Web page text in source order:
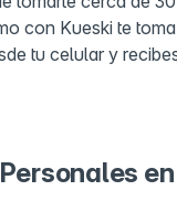
con Kueski te
tu celular y